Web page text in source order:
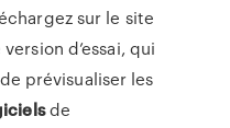
sur le site
d’essai, qui
prévisualiser les
de